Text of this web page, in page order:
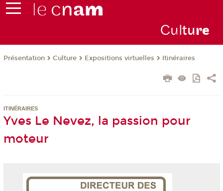
Culture
Présentation Culture Expositions virtuelles Itinéraires
ITINÉRAIRES
Yves Le Nevez, la passion pour
moteur